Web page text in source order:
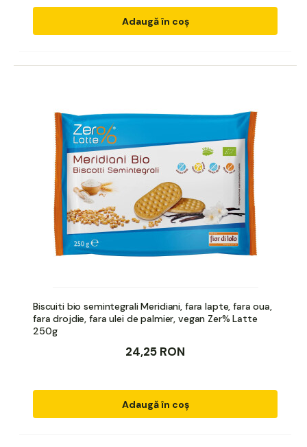
Adaugă în coș
Biscuiti bio semintegrali Meridiani, fara lapte, fara oua,
fara drojdie, fara ulei de palmier, vegan Zer% Latte
250g
24,25 RON
Adaugă în coș